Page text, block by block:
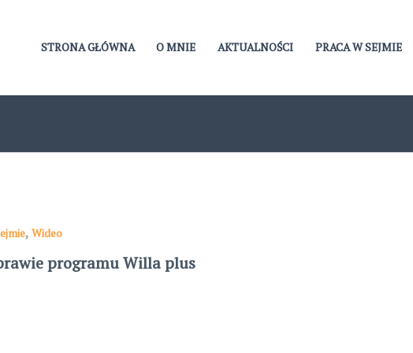
STRONA GŁÓWNA O MNIE AKTUALNOŚCI PRACA W SEJMIE
, Wideo
programu Willa plus